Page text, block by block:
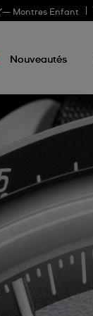
— Montres Enfant
Nouveautés